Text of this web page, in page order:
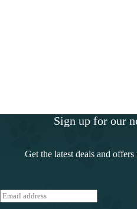
Sign up for our
Get the latest deals and
E
m